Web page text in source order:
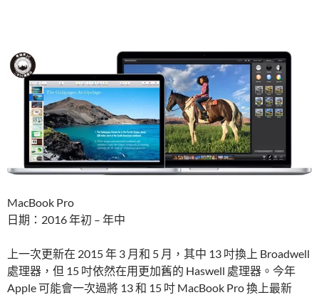
MacBook Pro
日期：2016 年初 – 年中
上一次更新在 2015 年 3 月和 5 月，其中 13 吋換上 Broadwell
處理器，但 15 吋依然在用更加舊的 Haswell 處理器。今年
Apple 可能會一次過將 13 和 15 吋 MacBook Pro 換上最新